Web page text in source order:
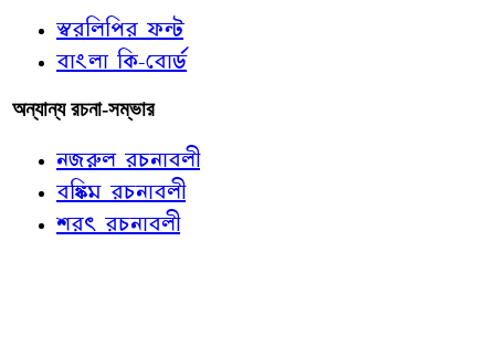
স্বরলিপির ফন্ট
বাংলা কি-বোর্ড
অন্যান্য রচনা-সম্ভার
নজরুল রচনাবলী
বঙ্কিম রচনাবলী
শরৎ রচনাবলী